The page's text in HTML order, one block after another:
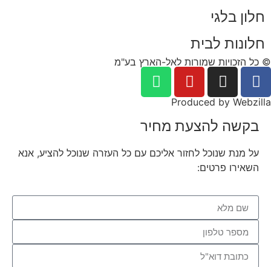
חלון בלגי
חלונות לבית
© כל הזכויות שמורות לאל-הארץ בע"מ
Produced by Webzilla
בקשה להצעת מחיר
על מנת שנוכל לחזור אליכם עם כל העזרה שנוכל להציע, אנא
השאירו פרטים: